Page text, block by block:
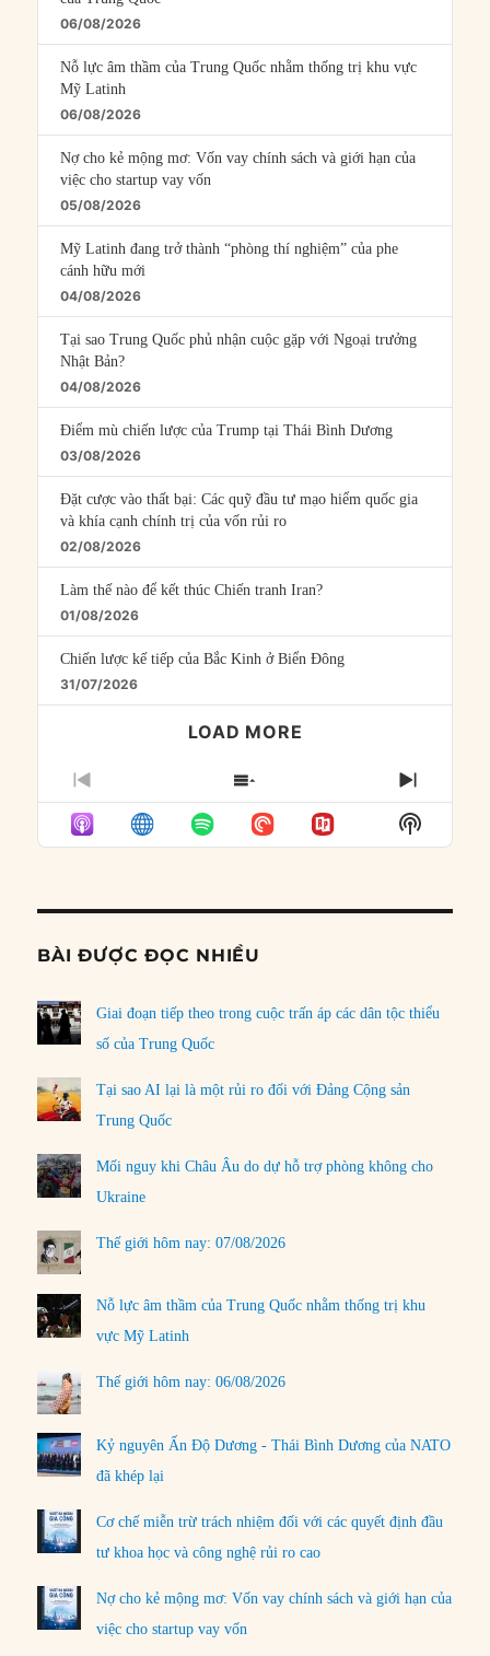
06/08/2026
Nỗ lực âm thầm của Trung Quốc nhằm thống trị khu vực
Mỹ Latinh
06/08/2026
Nợ cho kẻ mộng mơ: Vốn vay chính sách và giới hạn của
việc cho startup vay vốn
05/08/2026
Mỹ Latinh đang trở thành “phòng thí nghiệm” của phe
cánh hữu mới
04/08/2026
Tại sao Trung Quốc phủ nhận cuộc gặp với Ngoại trưởng
Nhật Bản?
04/08/2026
Điểm mù chiến lược của Trump tại Thái Bình Dương
03/08/2026
Đặt cược vào thất bại: Các quỹ đầu tư mạo hiểm quốc gia
và khía cạnh chính trị của vốn rủi ro
02/08/2026
Làm thế nào để kết thúc Chiến tranh Iran?
01/08/2026
Chiến lược kế tiếp của Bắc Kinh ở Biển Đông
31/07/2026
LOAD MORE
PREVIOUS
EPISODE
SHOW
EPISODES
LIST
NEXT
Show
Podcast
BÀI ĐƯỢC ĐỌC NHIỀU
Giai đoạn tiếp theo trong cuộc trấn áp các dân tộc thiểu
số của Trung Quốc
Tại sao AI lại là một rủi ro đối với Đảng Cộng sản
Trung Quốc
Mối nguy khi Châu Âu do dự hỗ trợ phòng không cho
Ukraine
Thế giới hôm nay: 07/08/2026
Nỗ lực âm thầm của Trung Quốc nhằm thống trị khu
vực Mỹ Latinh
Thế giới hôm nay: 06/08/2026
Kỷ nguyên Ấn Độ Dương - Thái Bình Dương của NATO
đã khép lại
Cơ chế miễn trừ trách nhiệm đối với các quyết định đầu
tư khoa học và công nghệ rủi ro cao
Nợ cho kẻ mộng mơ: Vốn vay chính sách và giới hạn của
việc cho startup vay vốn